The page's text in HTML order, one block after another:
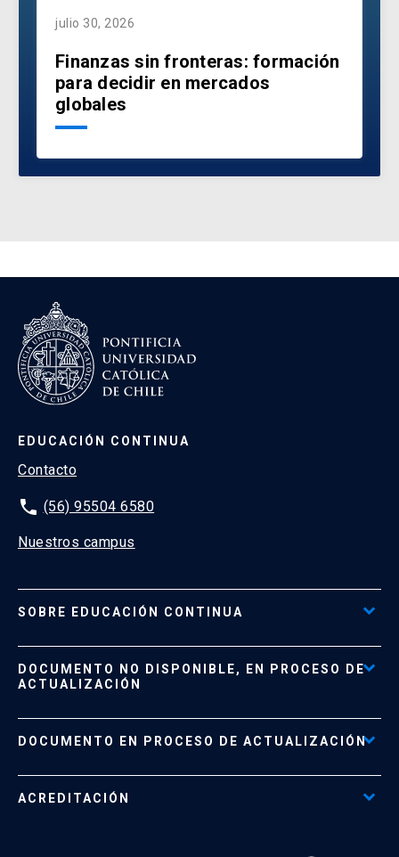
julio 30, 2026
Finanzas sin fronteras: formación
para decidir en mercados
globales
EDUCACIÓN CONTINUA
Contacto
phone (56) 95504 6580
Nuestros campus
SOBRE EDUCACIÓN CONTINUA
Formas de Pago
Políticas de Retiro, Devolución e Información Importante
DOCUMENTO NO DISPONIBLE, EN PROCESO DE
ACTUALIZACIÓN
Documento No Disponible file_download
DOCUMENTO EN PROCESO DE ACTUALIZACIÓN
ACREDITACIÓN